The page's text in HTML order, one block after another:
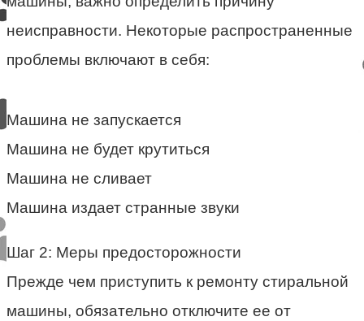
неисправности. Некоторые распространенные
проблемы включают в себя:
Машина не запускается
Машина не будет крутиться
Машина не сливает
Машина издает странные звуки
Шаг 2: Меры предосторожности
Прежде чем приступить к ремонту стиральной
машины, обязательно отключите ее от